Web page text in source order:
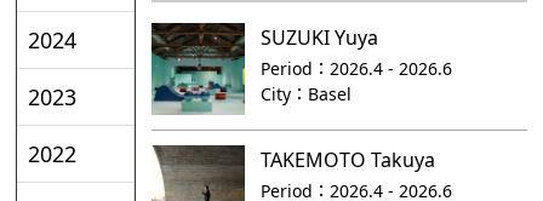
2024
2023
2022
SUZUKI Yuya
Period： 2026.4 - 2026.6
City： Basel
TAKEMOTO Takuya
Period：2026.4 - 2026.6